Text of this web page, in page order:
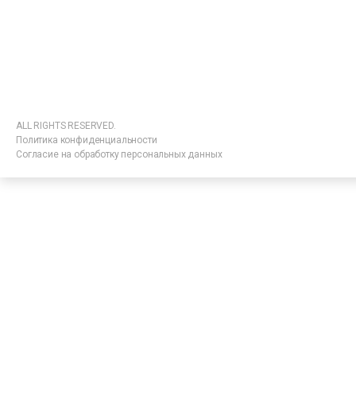
ALL RIGHTS RESERVED.
Политика конфиденциальности
Согласие на обработку персональных данных